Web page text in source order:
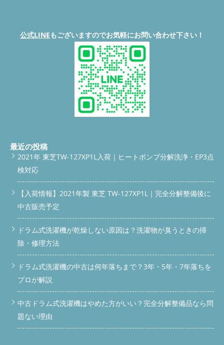
公式LINEもございますのでお気軽にお問い合わせ下さい！
最近の投稿
2021年 東芝TW-127XP1L入荷｜ヒートポンプ分解洗浄・EP3点
検対応
【入荷情報】2021年製 東芝 TW-127XP1L｜完全分解整備後に
中古販売予定
ドラム式洗濯機が乾燥しない原因は？洗濯物が臭うときの掃
除・修理方法
ドラム式洗濯機の中古は何年落ちまで？3年・5年・7年落ちを
プロが解説
中古ドラム式洗濯機はやめた方がいい？完全分解整備品なら問
題ない理由